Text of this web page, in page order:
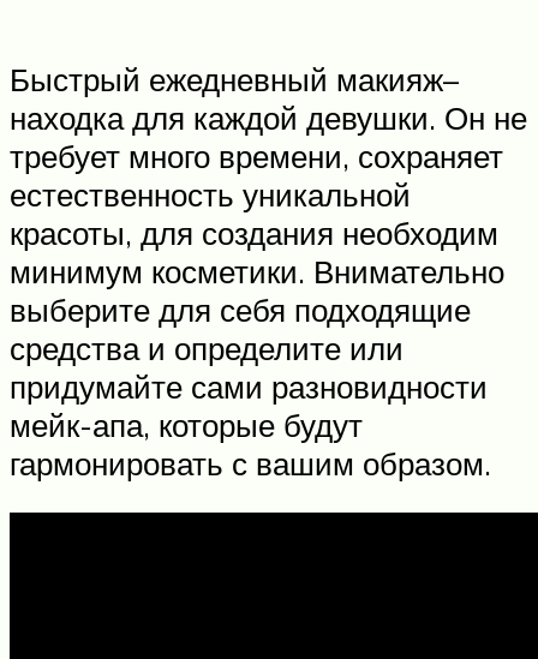
Быстрый ежедневный макияж–
находка для каждой девушки. Он не
требует много времени, сохраняет
естественность уникальной
красоты, для создания необходим
минимум косметики. Внимательно
выберите для себя подходящие
средства и определите или
придумайте сами разновидности
мейк-апа, которые будут
гармонировать с вашим образом.